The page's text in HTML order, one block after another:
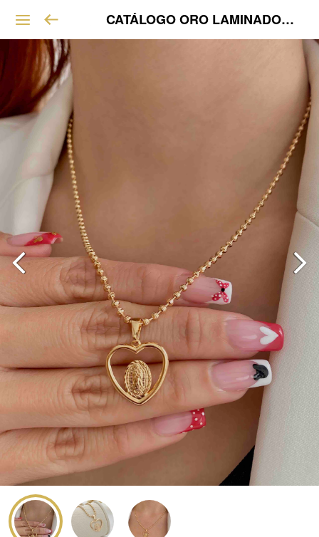
CATÁLOGO ORO LAMINADO VIP